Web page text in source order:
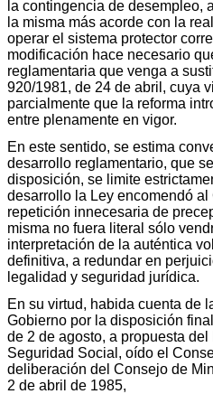
la contingencia de desempleo,
la misma más acorde con la
operar el sistema protector
modificación hace necesario
reglamentaria que venga a
920/1981, de 24 de abril, cuya
parcialmente que la reforma
entre plenamente en vigor.
En este sentido, se estima
desarrollo reglamentario, que
disposición, se limite
desarrollo la Ley encomendó
repetición innecesaria de
misma no fuera literal sólo
interpretación de la auténtica
definitiva, a redundar en
legalidad y seguridad jurídica.
En su virtud, habida cuenta de
Gobierno por la disposición
de 2 de agosto, a propuesta
Seguridad Social, oído el
deliberación del Consejo de
2 de abril de 1985,